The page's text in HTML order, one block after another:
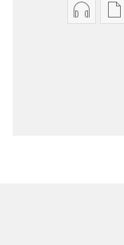
خياراتخيارات